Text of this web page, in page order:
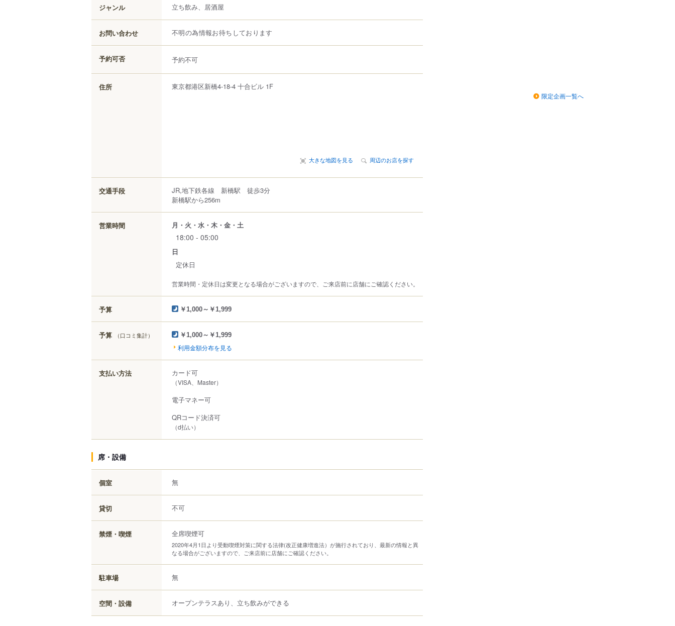
ジャンル 立ち飲み、居酒屋
お問い合わせ 不明の為情報お待ちしております
予約可否 予約不可
住所 東京都港区新橋4-18-4 十合ビル 1F
大きな地図を見る 周辺のお店を探す
交通手段
JR,地下鉄各線 新橋駅 徒歩3分
新橋駅から256m
営業時間 月・火・水・木・金・土
18:00 - 05:00
日
定休日
営業時間・定休日は変更となる場合がございますので、ご来店前に店舗にご確認ください。
予算 ￥1,000～￥1,999
予算 （口コミ集計） ￥1,000～￥1,999
利用金額分布を見る
支払い方法 カード可
（VISA、Master）
電子マネー可
QRコード決済可
（d払い）
席・設備
個室 無
貸切 不可
禁煙・喫煙 全席喫煙可
2020年4月1日より受動喫煙対策に関する法律(改正健康増進法）が施行されており、最新の情報と異
なる場合がございますので、ご来店前に店舗にご確認ください。
駐車場 無
空間・設備 オープンテラスあり、立ち飲みができる
限定企画一覧へ